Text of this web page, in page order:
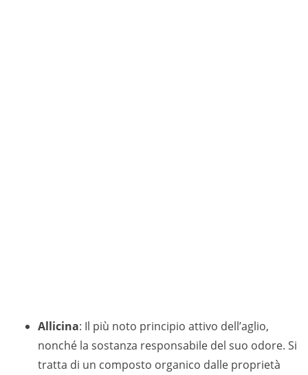
Allicina: Il più noto principio attivo dell’aglio,
nonché la sostanza responsabile del suo odore. Si
tratta di un composto organico dalle proprietà